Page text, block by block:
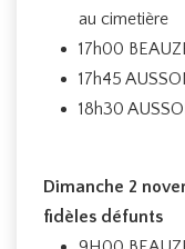
au cimetière
17h00
17h45
18h30
Dimanche 2
fidèles défunts